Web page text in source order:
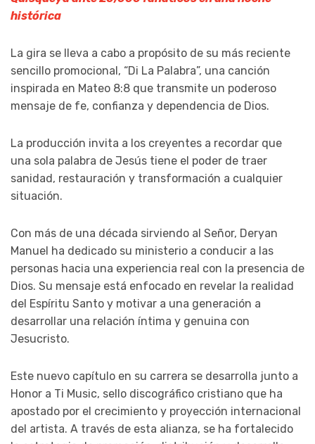
histórica
La gira se lleva a cabo a propósito de su más reciente
sencillo promocional, “Di La Palabra”, una canción
inspirada en Mateo 8:8 que transmite un poderoso
mensaje de fe, confianza y dependencia de Dios.
La producción invita a los creyentes a recordar que
una sola palabra de Jesús tiene el poder de traer
sanidad, restauración y transformación a cualquier
situación.
Con más de una década sirviendo al Señor, Deryan
Manuel ha dedicado su ministerio a conducir a las
personas hacia una experiencia real con la presencia de
Dios. Su mensaje está enfocado en revelar la realidad
del Espíritu Santo y motivar a una generación a
desarrollar una relación íntima y genuina con
Jesucristo.
Este nuevo capítulo en su carrera se desarrolla junto a
Honor a Ti Music, sello discográfico cristiano que ha
apostado por el crecimiento y proyección internacional
del artista. A través de esta alianza, se ha fortalecido